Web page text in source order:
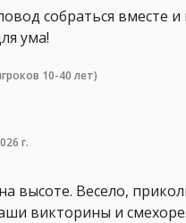
собраться вместе
ума!
10-40 лет)
г.
высоте. Весело,
викторины и